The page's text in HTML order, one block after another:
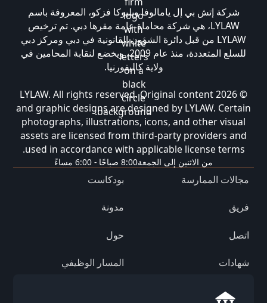
شركة إتش بي إل يامالوفا وبليوكا فزكو، المعروفة باسم
LYLAW، هي شركة محاماة عامة مقرها دبي. تم ترخيص
LYLAW من قبل دائرة الشؤون القانونية في دبي ومركز دبي
للسلع المتعددة، منذ عام 2009، ويخضع لنقابة المحامين في
ولاية كاليفورنيا.
© 2026 LYLAW. All rights reserved. Original content
and graphic designs are designed by LYLAW. Certain
photographs, illustrations, icons, and other visual
assets are licensed from third-party providers and
used in accordance with applicable license terms.
من الاثنين إلى الجمعة8:00 صباحًا - 6:00 مساءً
مجالات الممارسة بودكاست
فريق مدونة
اتصل حول
شهادات المسار الوظيفي